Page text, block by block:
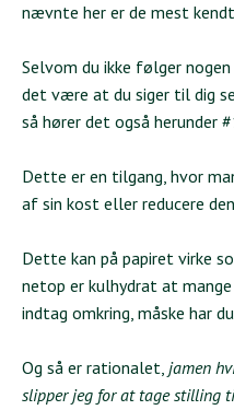
nævnte her er de mest
Selvom du ikke følger
det være at du siger til dig
så hører det også herunder
Dette er en tilgang, hvor
af sin kost eller reducere
Dette kan på papiret virke
netop er kulhydrat at
indtag omkring, måske har
Og så er rationalet, jamen
slipper jeg for at tage stilling